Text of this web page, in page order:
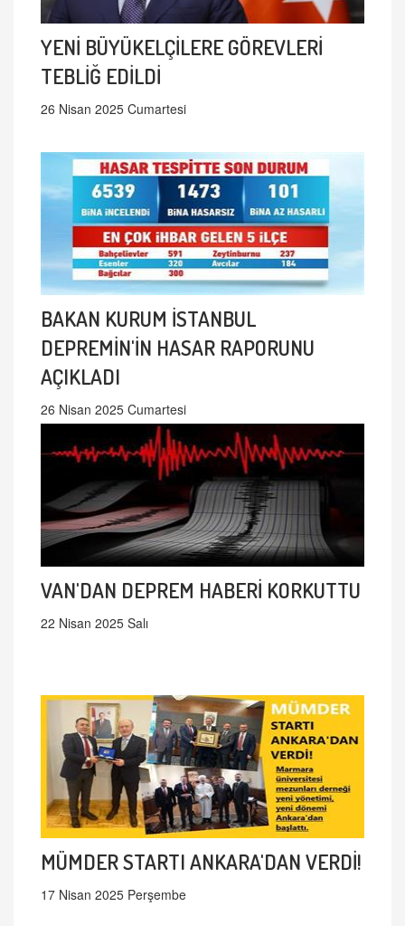
YENİ BÜYÜKELÇİLERE GÖREVLERİ
TEBLİĞ EDİLDİ
26 Nisan 2025 Cumartesi
BAKAN KURUM İSTANBUL
DEPREMİN'İN HASAR RAPORUNU
AÇIKLADI
26 Nisan 2025 Cumartesi
VAN'DAN DEPREM HABERİ KORKUTTU
22 Nisan 2025 Salı
MÜMDER STARTI ANKARA'DAN VERDİ!
17 Nisan 2025 Perşembe